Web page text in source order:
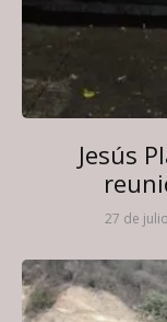
Jesús
27 de